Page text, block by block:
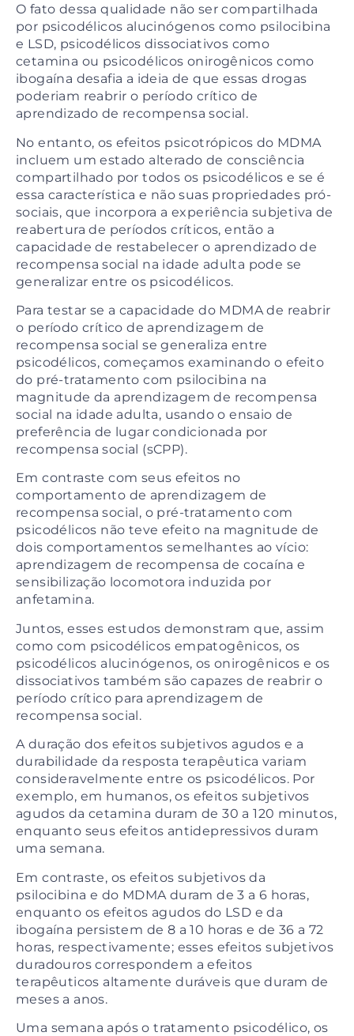
O fato dessa qualidade não ser compartilhada
por psicodélicos alucinógenos como psilocibina
e LSD, psicodélicos dissociativos como
cetamina ou psicodélicos onirogênicos como
ibogaína desafia a ideia de que essas drogas
poderiam reabrir o período crítico de
aprendizado de recompensa social.
No entanto, os efeitos psicotrópicos do MDMA
incluem um estado alterado de consciência
compartilhado por todos os psicodélicos e se é
essa característica e não suas propriedades pró-
sociais, que incorpora a experiência subjetiva de
reabertura de períodos críticos, então a
capacidade de restabelecer o aprendizado de
recompensa social na idade adulta pode se
generalizar entre os psicodélicos.
Para testar se a capacidade do MDMA de reabrir
o período crítico de aprendizagem de
recompensa social se generaliza entre
psicodélicos, começamos examinando o efeito
do pré-tratamento com psilocibina na
magnitude da aprendizagem de recompensa
social na idade adulta, usando o ensaio de
preferência de lugar condicionada por
recompensa social (sCPP).
Em contraste com seus efeitos no
comportamento de aprendizagem de
recompensa social, o pré-tratamento com
psicodélicos não teve efeito na magnitude de
dois comportamentos semelhantes ao vício:
aprendizagem de recompensa de cocaína e
sensibilização locomotora induzida por
anfetamina.
Juntos, esses estudos demonstram que, assim
como com psicodélicos empatogênicos, os
psicodélicos alucinógenos, os onirogênicos e os
dissociativos também são capazes de reabrir o
período crítico para aprendizagem de
recompensa social.
A duração dos efeitos subjetivos agudos e a
durabilidade da resposta terapêutica variam
consideravelmente entre os psicodélicos. Por
exemplo, em humanos, os efeitos subjetivos
agudos da cetamina duram de 30 a 120 minutos,
enquanto seus efeitos antidepressivos duram
uma semana.
Em contraste, os efeitos subjetivos da
psilocibina e do MDMA duram de 3 a 6 horas,
enquanto os efeitos agudos do LSD e da
ibogaína persistem de 8 a 10 horas e de 36 a 72
horas, respectivamente; esses efeitos subjetivos
duradouros correspondem a efeitos
terapêuticos altamente duráveis ​​que duram de
meses a anos.
Uma semana após o tratamento psicodélico, os